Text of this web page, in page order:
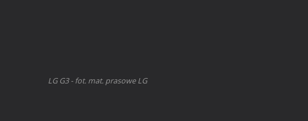
LG G3 - fot. mat. prasowe LG